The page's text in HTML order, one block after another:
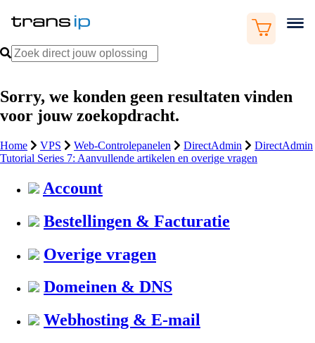
Sorry, we konden geen resultaten vinden
voor jouw zoekopdracht.
Home VPS Web-Controlepanelen DirectAdmin
DirectAdmin
Tutorial Series 7: Aanvullende artikelen en overige vragen
Account
Bestellingen & Facturatie
Overige vragen
Domeinen & DNS
Webhosting & E-mail